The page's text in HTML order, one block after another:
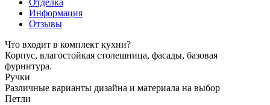
Информация
Отзывы
Что входит в комплект кухни?
Корпус, влагостойкая столешница, фасады, базовая
фурнитура.
Ручки
Различные варианты дизайна и материала на выбор
Петли